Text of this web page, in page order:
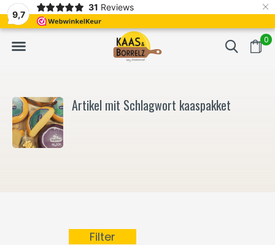
9,7
31 Reviews ×
0
Frisch geschnitten und vakuumverpackt. Meistens Lieferung
Artikel mit Schlagwort kaaspakket
Filter